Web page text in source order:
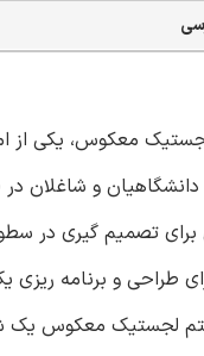
معکوس، یکی از
و شاغلان
برای تصمیم گیری در
طراحی و برنامه
لجستیک معکوس یک